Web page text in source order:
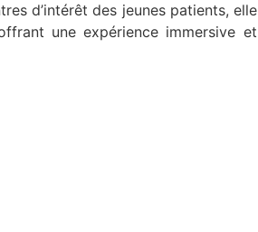
d’intérêt des jeunes patients, elle
une expérience immersive et